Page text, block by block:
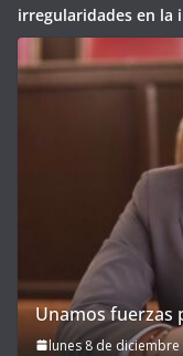
irregularidades en la
Unamos fuerzas
lunes 8 de